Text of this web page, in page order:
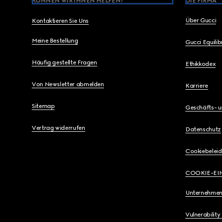
Kontaktieren Sie Uns
Meine Bestellung
Häufig gestellte Fragen
Von Newsletter abmelden
Sitemap
Vertrag widerrufen
Über Gucci
Gucci
Ethikkodex
Karriere
Geschäfts-
Datenschutz
Cookiebeleid
COOKIE-
Vulnerability